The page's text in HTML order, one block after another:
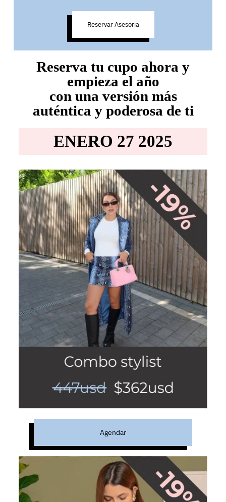
Reservar Asesoria
Reserva tu cupo ahora y
empieza el año
con una versión más
auténtica y poderosa de ti
ENERO 27 2025
Agendar